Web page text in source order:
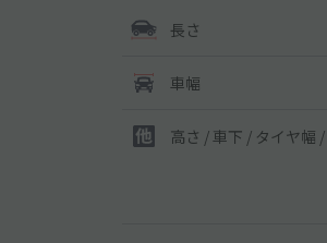
長さ
車幅
高さ / 車下 / タイヤ幅 /